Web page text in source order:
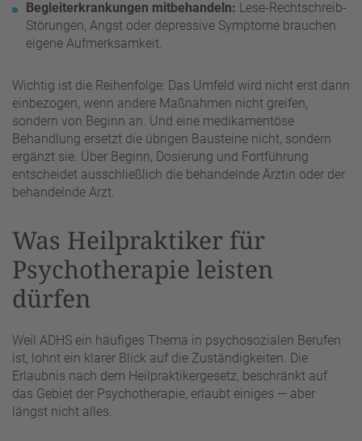
Begleiterkrankungen mitbehandeln: Lese-Rechtschreib-
Störungen, Angst oder depressive Symptome brauchen
eigene Aufmerksamkeit.
Wichtig ist die Reihenfolge: Das Umfeld wird nicht erst dann
einbezogen, wenn andere Maßnahmen nicht greifen,
sondern von Beginn an. Und eine medikamentöse
Behandlung ersetzt die übrigen Bausteine nicht, sondern
ergänzt sie. Über Beginn, Dosierung und Fortführung
entscheidet ausschließlich die behandelnde Ärztin oder der
behandelnde Arzt.
Was Heilpraktiker für
Psychotherapie leisten
dürfen
Weil ADHS ein häufiges Thema in psychosozialen Berufen
ist, lohnt ein klarer Blick auf die Zuständigkeiten. Die
Erlaubnis nach dem Heilpraktikergesetz, beschränkt auf
das Gebiet der Psychotherapie, erlaubt einiges — aber
längst nicht alles.